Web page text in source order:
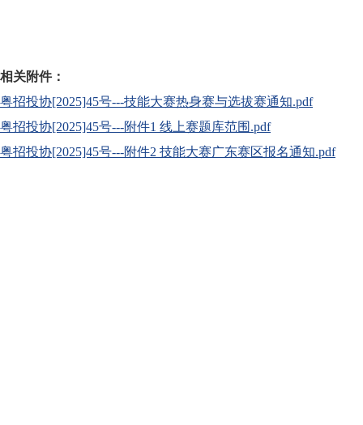
相关附件：
粤招投协[2025]45号---技能大赛热身赛与选拔赛通知.pdf
粤招投协[2025]45号---附件1 线上赛题库范围.pdf
粤招投协[2025]45号---附件2 技能大赛广东赛区报名通知.pdf